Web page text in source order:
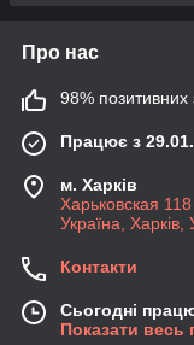
Про нас
98% позитивних
Працює з
м. Харків
Харьковская
Україна, Харків,
Контакти
Сьогодні
Показати весь